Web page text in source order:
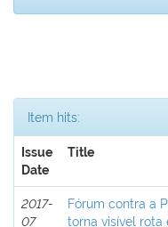
Item hits:
Issue
Date
Title
2017-
07
Fórum contra a
torna visível